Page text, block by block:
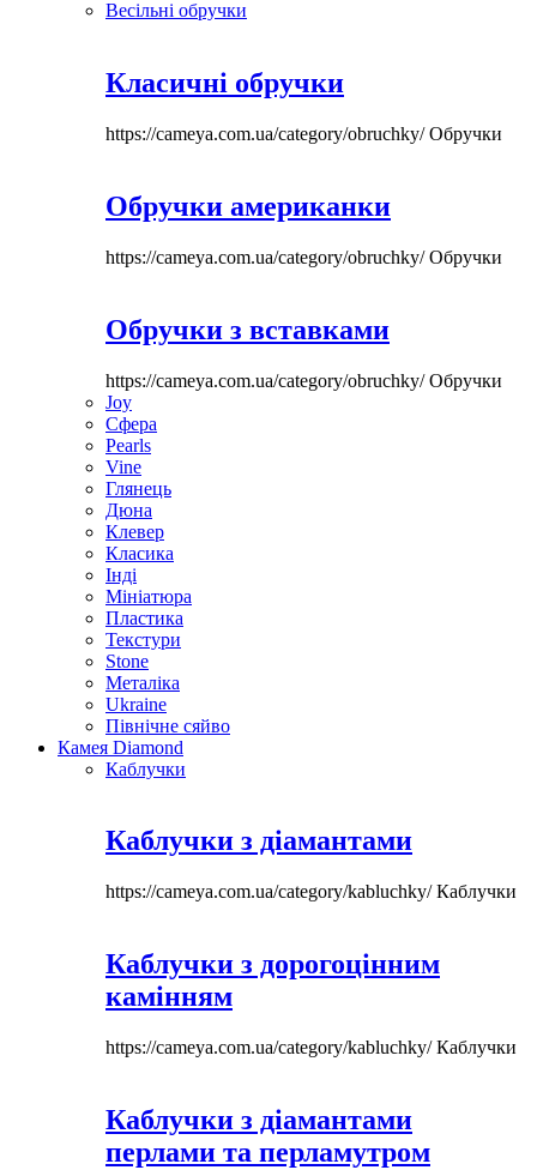
Весільні обручки
Класичні обручки
https://cameya.com.ua/category/obruchky/Обручки
Обручки американки
https://cameya.com.ua/category/obruchky/Обручки
Обручки з вставками
https://cameya.com.ua/category/obruchky/Обручки
Joy
Сфера
Pearls
Vine
Глянець
Дюна
Клевер
Класика
Інді
Мініатюра
Пластика
Текстури
Stone
Металіка
Ukraine
Північне сяйво
Камея Diamond
Каблучки
Каблучки з діамантами
https://cameya.com.ua/category/kabluchky/Каблучки
Каблучки з дорогоцінним
камінням
https://cameya.com.ua/category/kabluchky/Каблучки
Каблучки з діамантами
перлами та перламутром